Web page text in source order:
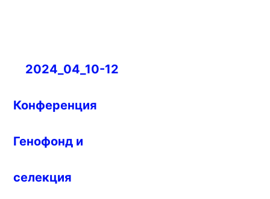
Навигация
записям
2024_04_10-12
Конференция
Генофонд и
селекция